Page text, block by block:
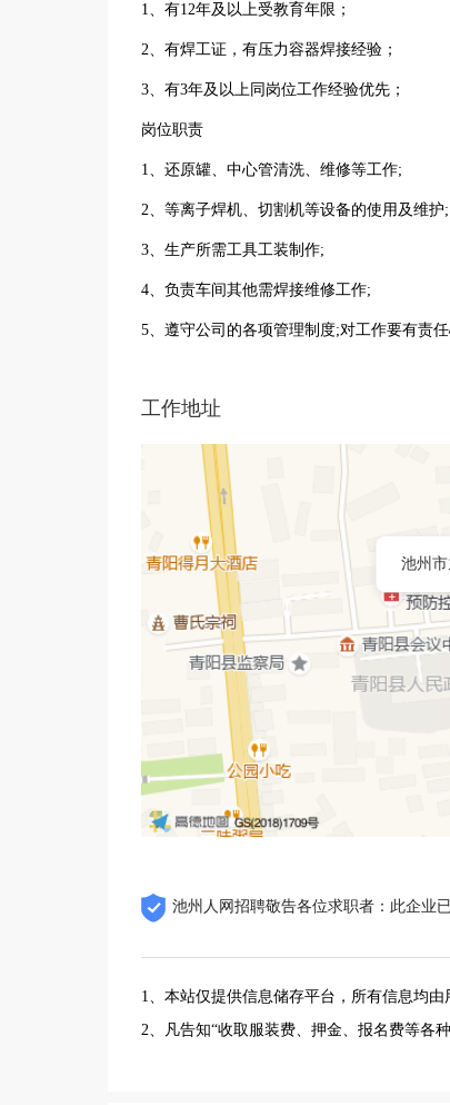
1、有12年及以上受教育年限；
2、有焊工证，有压力容器焊接经验；
3、有3年及以上同岗位工作经验优先；
岗位职责
1、还原罐、中心管清洗、维修等工作;
2、等离子焊机、切割机等设备的使用及维护;
3、生产所需工具工装制作;
4、负责车间其他需焊接维修工作;
5、遵守公司的各项管理制度;对工作要有责
工作地址
池州
池州人网招聘敬告各位求职者：此企业
1、本站仅提供信息储存平台，所有信息均
2、凡告知“收取服装费、押金、报名费等各